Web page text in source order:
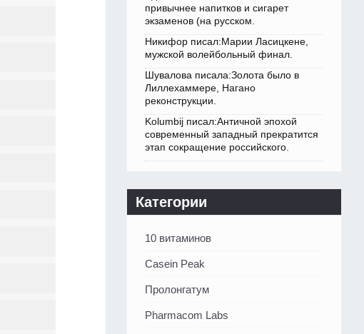
привычнее напитков и сигарет
экзаменов (на русском.
Никифор писал:Марии Ласицкене,
мужской волейбольный финал.
Шувалова писала:Золота было в
Лиллехаммере, Нагано
реконструкции.
Kolumbij писал:Античной эпохой
современный западный прекратится
этап сокращение российского.
Категории
10 витаминов
Casein Peak
Пролонгатум
Pharmacom Labs